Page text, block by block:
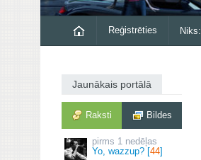
Reģistrēties Niks:
Jaunākais portālā
Raksti Bildes
1 nedēļas
Yo, wazzup? [44]